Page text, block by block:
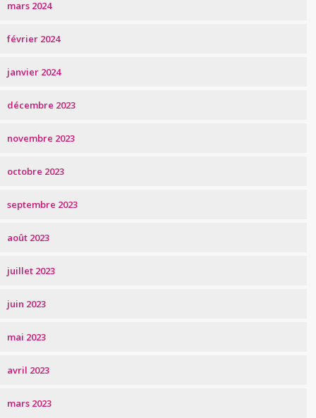
mars 2024
février 2024
janvier 2024
décembre 2023
novembre 2023
octobre 2023
septembre 2023
août 2023
juillet 2023
juin 2023
mai 2023
avril 2023
mars 2023